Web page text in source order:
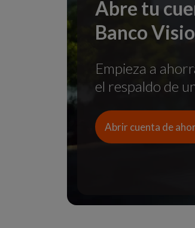
Abre tu
Banco
Empieza a
el respaldo de
Abrir cuenta de